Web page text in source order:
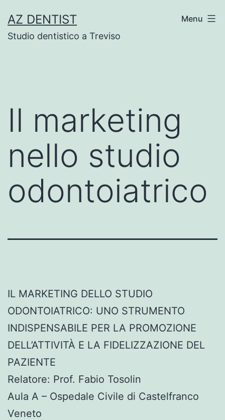
to
content
AZ DENTIST
Studio dentistico a Treviso
Menu
Il marketing
nello studio
odontoiatrico
IL MARKETING DELLO STUDIO
ODONTOIATRICO: UNO STRUMENTO
INDISPENSABILE PER LA PROMOZIONE
DELL’ATTIVITÀ E LA FIDELIZZAZIONE DEL
PAZIENTE
Relatore: Prof. Fabio Tosolin
Aula A – Ospedale Civile di Castelfranco
Veneto